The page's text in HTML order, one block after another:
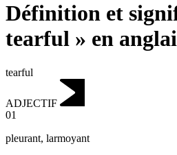
Définition et
tearful » en
tearful
ADJECTIF
01
pleurant, larmoyant